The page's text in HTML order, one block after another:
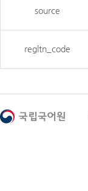
source
regltn_code